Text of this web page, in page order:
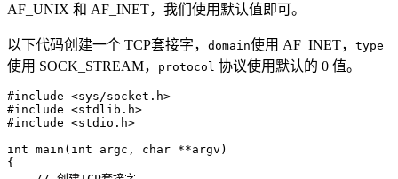
AF_UNIX 和 AF_INET，我们使用默认值即可。
以下代码创建一个 TCP套接字， domain使用 AF_INET， type
使用 SOCK_STREAM， protocol 协议使用默认的 0 值。
#include <sys/socket.h>
#include <stdlib.h>
#include <stdio.h>
int main ( int argc , char **argv )
{